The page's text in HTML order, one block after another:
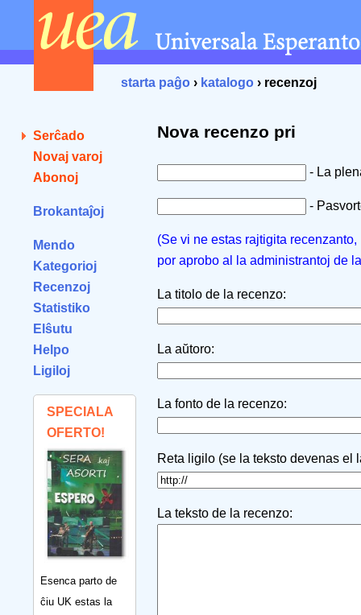
starta paĝo › katalogo › recenzoj
Serĉado
Novaj varoj
Abonoj
Brokantaĵoj
Mendo
Kategorioj
Recenzoj
Statistiko
Elŝutu
Helpo
Ligiloj
SPECIALA
OFERTO!
Esenca parto de
ĉiu UK estas la
Nova recenzo pri
- La
-
(Se vi ne estas rajtigita
por aprobo al la administrantoj de
La titolo de la recenzo:
La aŭtoro:
La fonto de la recenzo:
Reta ligilo (se la teksto devenas el
La teksto de la recenzo: